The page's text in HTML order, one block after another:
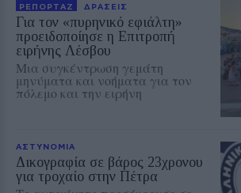
ΡΕΠΟΡΤΑΖ ΔΡΑΣΕΙΣ
Για τον «πυρηνικό εφιάλτη»
προειδοποίησε η Επιτροπή
ειρήνης Λέσβου
Μια συγκέντρωση γεμάτη
μηνύματα και νοήματα για τον
πόλεμο και την ειρήνη
ΑΣΤΥΝΟΜΙΑ
Δικογραφία σε βάρος 23χρονου
για τροχαίο στην Πέτρα